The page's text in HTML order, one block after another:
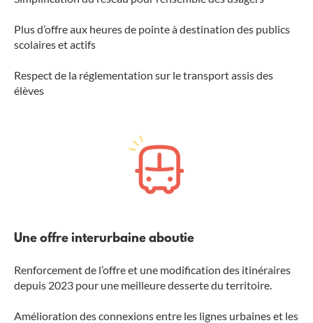
Plus d’offre aux heures de pointe à destination des publics
scolaires et actifs
Respect de la réglementation sur le transport assis des
élèves
Une offre interurbaine aboutie
Renforcement de l’offre et une modification des itinéraires
depuis 2023 pour une meilleure desserte du territoire.
Amélioration des connexions entre les lignes urbaines et les